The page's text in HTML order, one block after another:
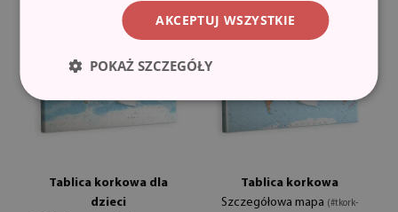
Tablica korkowa dla
dzieci
Tablica korkowa
Szczegółowa mapa (#tkork-
AKCEPTUJ WSZYSTKIE
POKAŻ SZCZEGÓŁY